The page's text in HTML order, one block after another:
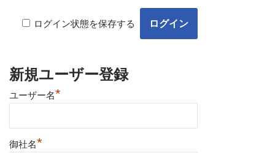
ログイン状態を保存する
新規ユーザー登録
ユーザー名*
御社名*